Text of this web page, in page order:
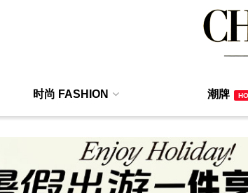
时尚 FASHION 潮牌